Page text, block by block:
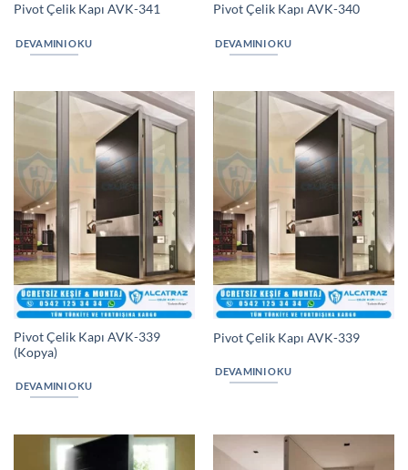
Pivot Çelik Kapı AVK-341
DEVAMINI OKU
Pivot Çelik Kapı AVK-340
DEVAMINI OKU
Pivot Çelik Kapı AVK-339
(Kopya)
DEVAMINI OKU
Pivot Çelik Kapı AVK-339
DEVAMINI OKU